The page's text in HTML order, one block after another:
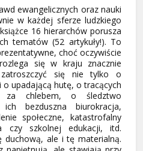
ewangelicznych oraz nauki
w każdej sferze ludzkiego
16 hierarchów porusza
tematów (52 artykuły!). To
choć oczywiście
się w kraju znacznie
się nie tylko o
upadającą hutę, o tracących
za chlebem, o śledztwo
bezduszna biurokracja,
społeczne, katastrofalny
czy szkolnej edukacji, itd.
duchową, ale i tę materialną.